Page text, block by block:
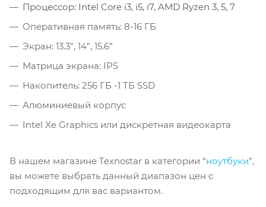
Процессор: Intel Core i3, i5, i7, AMD Ryzen 3, 5, 7
Оперативная память: 8-16 ГБ
Экран: 13.3”, 14”, 15.6”
Матрица экрана: IPS
Накопитель: 256 ГБ -1 ТБ SSD
Алюминиевый корпус
Intel Xe Graphics или дискретная видеокарта
В нашем магазине Texnostar в категории “ноутбуки”,
вы можете выбрать данный диапазон цен с
подходящим для вас вариантом.